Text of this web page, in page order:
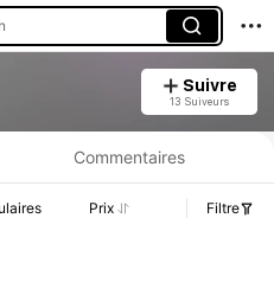
Suivre
13 Suiveurs
prix, détails sur les ventes et le stock.
Commentaires
Prix Filtre